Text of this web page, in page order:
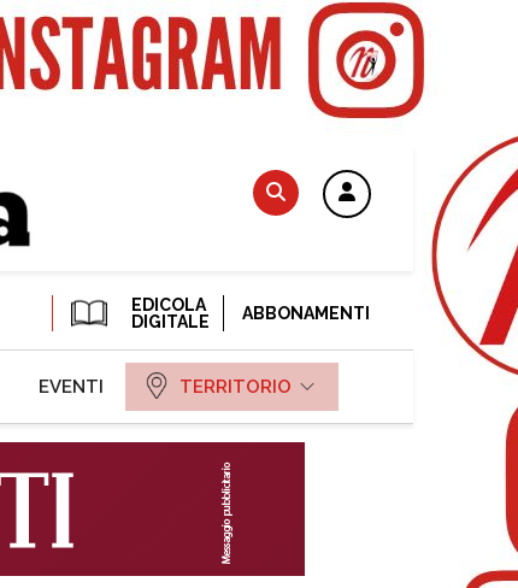
EDICOLA
DIGITALE
ABBONAMENTI
EVENTI TERRITORIO